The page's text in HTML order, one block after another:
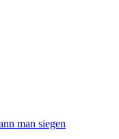
man siegen